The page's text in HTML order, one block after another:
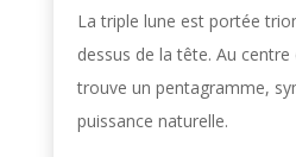
La triple lune est portée
dessus de la tête. Au
trouve un pentagramme,
puissance naturelle.